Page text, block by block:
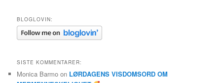
BLOGLOVIN:
SISTE KOMMENTARER:
Monica Barmo on LØRDAGENS VISDOMSORD OM